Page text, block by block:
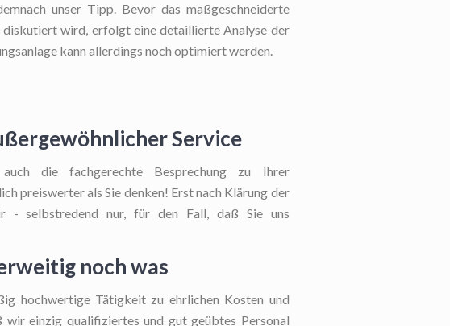
unser Tipp. Bevor das maßgeschneiderte
wird, erfolgt eine detaillierte Analyse der
kann allerdings noch optimiert werden.
Service
die fachgerechte Besprechung zu Ihrer
preiswerter als Sie denken! Erst nach Klärung der
- selbstredend nur, für den Fall, daß Sie uns
noch was
hochwertige Tätigkeit zu ehrlichen Kosten und
wir einzig qualifiziertes und gut geübtes Personal